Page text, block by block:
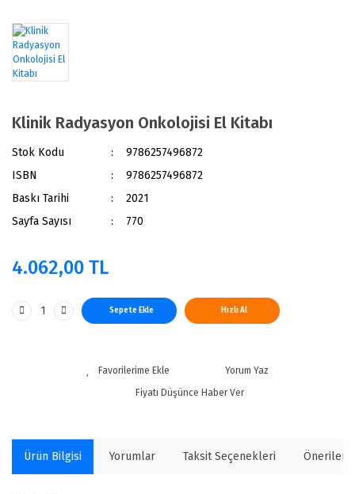
Klinik Radyasyon Onkolojisi El Kitabı
Stok Kodu
9786257496872
ISBN
9786257496872
Baskı Tarihi
2021
Sayfa Sayısı
770
4.062,00 TL
Sepete Ekle Hızlı Al
Yorum Yaz
Fiyatı Düşünce Haber Ver
Ürün Bilgisi Yorumlar Taksit Seçenekleri